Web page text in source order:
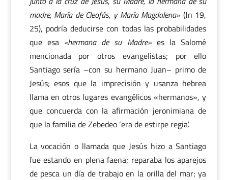
madre, María de Cleofás, y María Magdalena» (Jn 19,
25), podría deducirse con todas las probabilidades
que esa «hermana de su Madre»es la Salomé
mencionada por otros evangelistas; por ello
Santiago sería –con su hermano Juan– primo de
Jesús; esos que la imprecisión y usanza hebrea
llama en otros lugares evangélicos «hermanos», y
que concuerda con la afirmación jeronimiana de
que la familia de Zebedeo ‘era de estirpe regia’.
La vocación o llamada que Jesús hizo a Santiago
fue estando en plena faena; reparaba los aparejos
de pesca un día de trabajo en la orilla del mar; ya